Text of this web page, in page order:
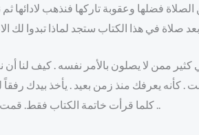
فضلها وعقوبة تاركها فنذهب لادائها ثم
ممن لا يصلون بالأمر نفسه . كيف لنا أن
. كأنه يعرفك منذ زمن بعيد . يأخذ بيدك
. كلما قرأت خاتمة الكتاب فقط. قمت للصلاة حتي دون وقت الصلاة.